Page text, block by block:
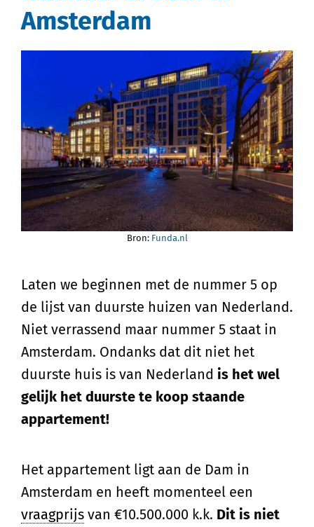
Amsterdam
Bron: Funda.nl
Laten we beginnen met de nummer 5 op
de lijst van duurste huizen van Nederland.
Niet verrassend maar nummer 5 staat in
Amsterdam. Ondanks dat dit niet het
duurste huis is van Nederland is het wel
gelijk het duurste te koop staande
appartement!
Het appartement ligt aan de Dam in
Amsterdam en heeft momenteel een
vraagprijs van €10.500.000 k.k. Dit is niet